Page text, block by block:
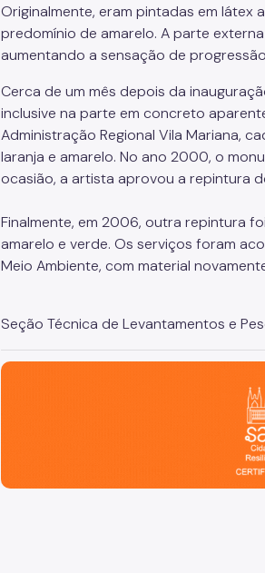
Originalmente, eram pintadas em látex
predomínio de amarelo. A parte
aumentando a sensação de
Cerca de um mês depois da
inclusive na parte em concreto
Administração Regional Vila Mariana,
laranja e amarelo. No ano 2000, o
ocasião, a artista aprovou a repintura
Finalmente, em 2006, outra repintura
amarelo e verde. Os serviços foram
Meio Ambiente, com material
Seção Técnica de Levantamentos e
São Paulo, cidade inteligente,